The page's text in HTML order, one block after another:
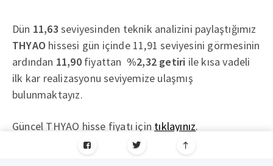
Dün 11,63seviyesinden teknik analizini paylaştığımız
THYAO hissesi gün içinde 11,91 seviyesini görmesinin
ardından 11,90fiyattan %2,32 getiri ile kısa vadeli
ilk kar realizasyonu seviyemize ulaşmış
bulunmaktayız.
Güncel THYAO hisse fiyatı için tıklayınız.